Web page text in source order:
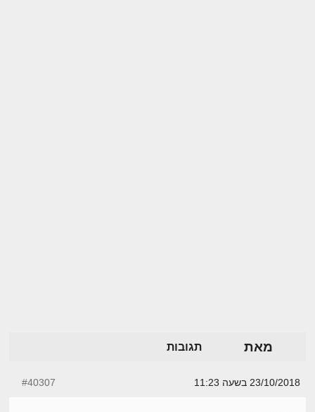
מאת תגובות
23/10/2018 בשעה 11:23 #40307